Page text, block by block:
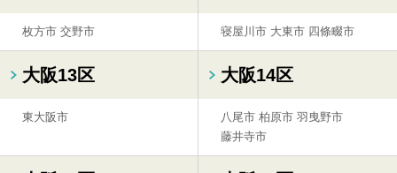
枚方市 交野市 寝屋川市 大東市 四條畷市
大阪13区
東大阪市
大阪14区
八尾市 柏原市 羽曳野市
藤井寺市